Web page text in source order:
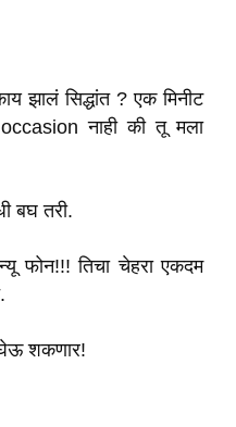
झालं सिद्धांत ? एक मिनीट
नाही की तू मला
बघ तरी.
फोन!!! तिचा चेहरा एकदम
घेऊ शकणार!